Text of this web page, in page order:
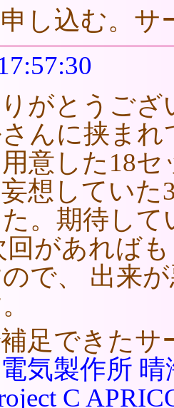
し込む。
がとうご
んに挟ま
意した18
想していた
た。期待し
回があれば
で、 出来
足できた
気製作所 晴
C